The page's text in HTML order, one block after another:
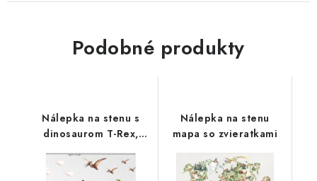
Podobné produkty
Nálepka na stenu s
dinosaurom T-Rex,
Brontosaurus,
Triceratops
Nálepka na stenu
mapa so zvieratkami